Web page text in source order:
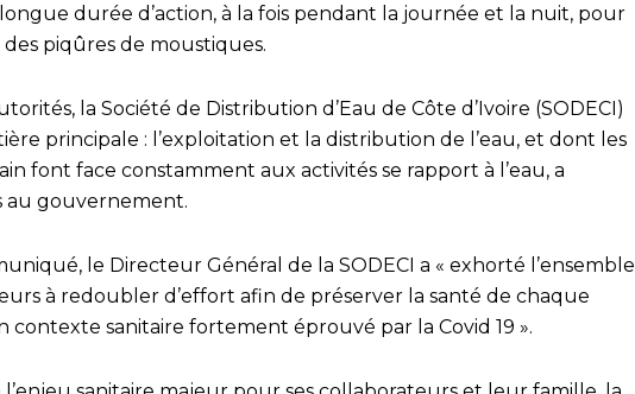
longue durée d’action, à la fois pendant la journée et la nuit, pour
piqûres de moustiques.
la Société de Distribution d’Eau de Côte d’Ivoire (SODECI)
principale : l’exploitation et la distribution de l’eau, et dont les
font face constamment aux activités se rapport à l’eau, a
au gouvernement.
le Directeur Général de la SODECI a « exhorté l’ensemble
à redoubler d’effort afin de préserver la santé de chaque
contexte sanitaire fortement éprouvé par la Covid 19 ».